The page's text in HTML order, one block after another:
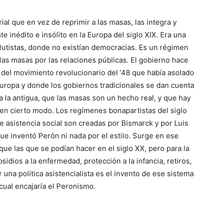
que en vez de reprimir a las masas, las integra y
inédito e insólito en la Europa del siglo XIX. Era una
donde no existían democracias. Es un régimen
masas por las relaciones públicas. El gobierno hace
movimiento revolucionario del ’48 que había asolado
y donde los gobiernos tradicionales se dan cuenta
antigua, que las masas son un hecho real, y que hay
cierto modo. Los regímenes bonapartistas del siglo
asistencia social son creadas por Bismarck y por Luis
inventó Perón ni nada por el estilo. Surge en ese
las que se podían hacer en el siglo XX, pero para la
a la enfermedad, protección a la infancia, retiros,
política asistencialista es el invento de ese sistema
encajaría el Peronismo.